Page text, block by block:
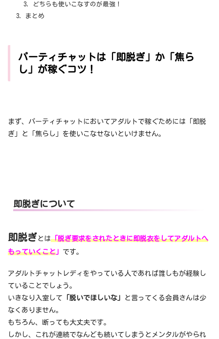
どちらも使いこなすのが最強！
まとめ
パーティチャットは「即脱ぎ」か「焦ら
し」が稼ぐコツ！
まず、パーティチャットにおいてアダルトで稼ぐためには「即脱
ぎ」と「焦らし」を使いこなせないといけません。
即脱ぎについて
即脱ぎとは「脱ぎ要求をされたときに即脱衣をしてアダルトへ
もっていくこと 」 です。
アダルトチャットレディをやっている人であれば誰しもが経験し
ていることでしょう。
いきなり入室して 「脱いでほしいな」
と言ってくる会員さんは少
なくありません。
もちろん、断っても大丈夫です。
しかし、これが連続でなんども続いてしまうとメンタルがやられ